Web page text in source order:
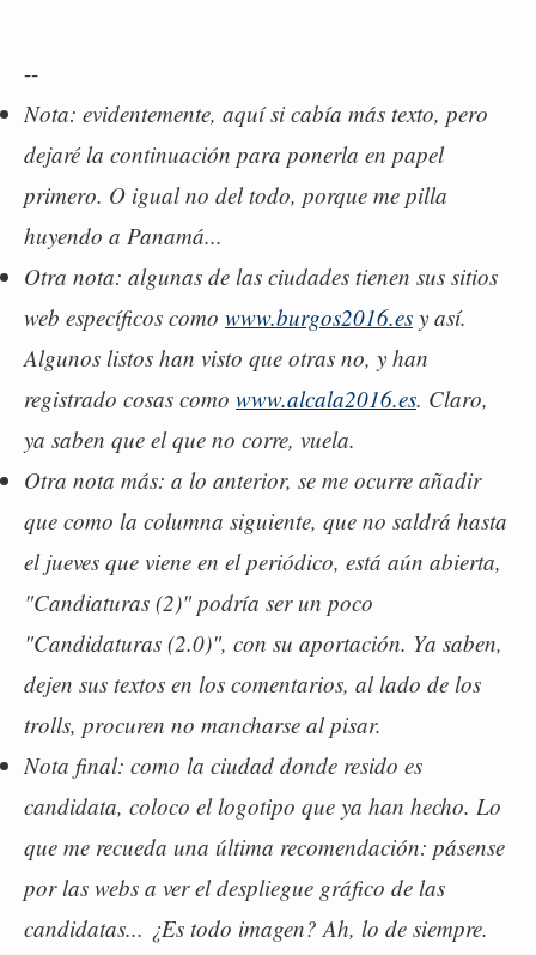
--
Nota: evidentemente, aquí si cabía más texto, pero
dejaré la continuación para ponerla en papel
primero. O igual no del todo, porque me pilla
huyendo a Panamá...
Otra nota: algunas de las ciudades tienen sus sitios
web específicos como www.burgos2016.es y así.
Algunos listos han visto que otras no, y han
registrado cosas como www.alcala2016.es. Claro,
ya saben que el que no corre, vuela.
Otra nota más: a lo anterior, se me ocurre añadir
que como la columna siguiente, que no saldrá hasta
el jueves que viene en el periódico, está aún abierta,
"Candiaturas (2)" podría ser un poco
"Candidaturas (2.0)", con su aportación. Ya saben,
dejen sus textos en los comentarios, al lado de los
trolls, procuren no mancharse al pisar.
Nota final: como la ciudad donde resido es
candidata, coloco el logotipo que ya han hecho. Lo
que me recueda una última recomendación: pásense
por las webs a ver el despliegue gráfico de las
candidatas... ¿Es todo imagen? Ah, lo de siempre.